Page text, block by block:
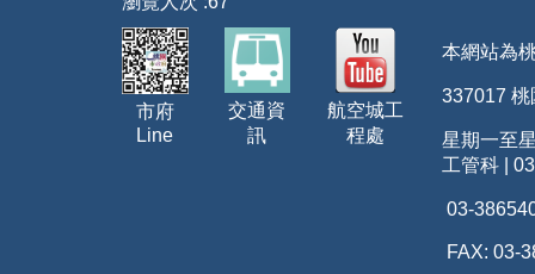
市府
Line
交通資
訊
航空城工
程處
本網站為
337017
星期一至
工管科 |
03-
FAX: 03-